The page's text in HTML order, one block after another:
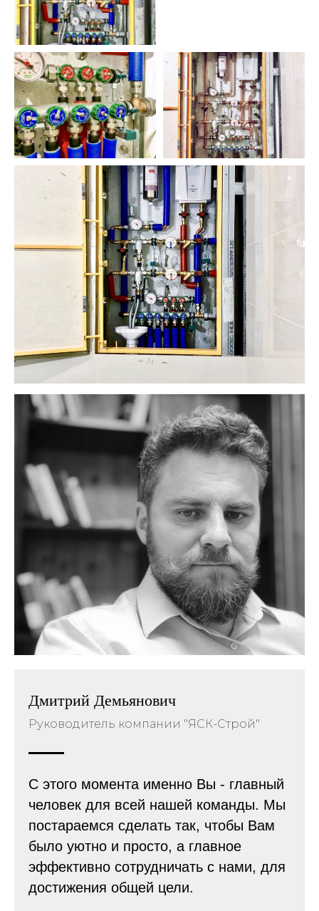
Дмитрий Демьянович
Руководитель компании "ЯСК-Строй"
С этого момента именно Вы - главный
человек для всей нашей команды. Мы
постараемся сделать так, чтобы Вам
было уютно и просто, а главное
эффективно сотрудничать с нами, для
достижения общей цели.